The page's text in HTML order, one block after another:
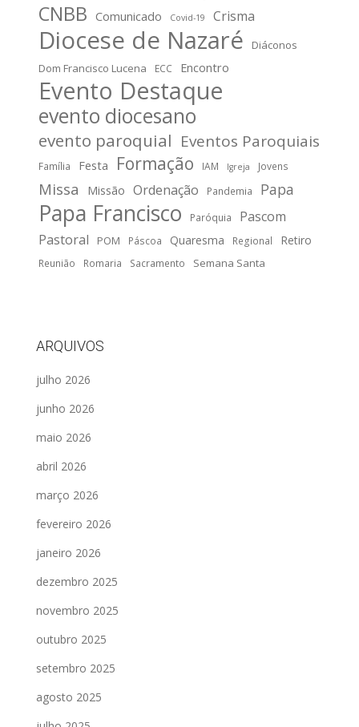
CNBB Comunicado Covid-19 Crisma
Diocese de Nazaré
Diáconos
Dom Francisco Lucena
ECC Encontro
Evento Destaque
evento diocesano
evento paroquial Eventos Paroquiais
Família Festa Formação IAM Igreja Jovens
Missa Missão Ordenação Pandemia Papa
Papa Francisco Paróquia
Pascom
Pastoral
POM Páscoa Quaresma Regional Retiro
Reunião Romaria Sacramento Semana Santa
ARQUIVOS
julho 2026
junho 2026
maio 2026
abril 2026
março 2026
fevereiro 2026
janeiro 2026
dezembro 2025
novembro 2025
outubro 2025
setembro 2025
agosto 2025